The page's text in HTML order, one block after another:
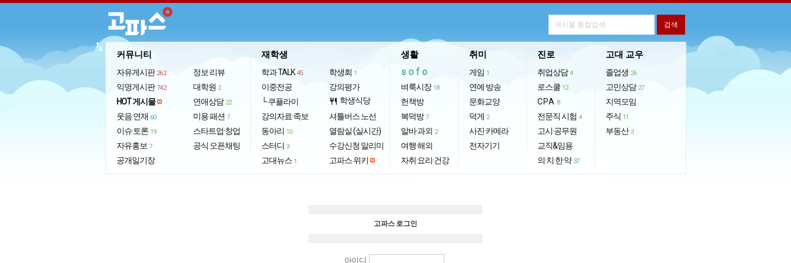
커뮤니티
자유게시판 262
익명게시판 742
HOT 게시물
웃음·연재 60
이슈·토론 19
자유홍보 7
공개일기장
정보·리뷰
대학원 2
연애상담 22
미용·패션 7
스타트업·창업
공식 오픈채팅
재학생
학과 TALK 45
이중전공
└ 쿠플라이
강의자료·족보
동아리 10
스터디 3
고대뉴스 1
학생회 1
강의평가
restaurant 학생식당
셔틀버스 노선
열람실 (실시간)
수강신청 알리미
고파스 위키
생활
sofo
벼룩시장 18
헌책방
복덕방 7
알바·과외 2
여행·해외
자취·요리·건강
취미
게임 1
연예·방송
문화교양
덕게 2
사진·카메라
전자기기
진로
취업상담 4
로스쿨 12
CPA 8
전문직 시험 4
고시·공무원
교직&임용
의·치·한·약 37
고대 교우
졸업생 26
고민상담 27
지역모임
주식 11
부동산 3
import_export
고파스 로그인
아이디